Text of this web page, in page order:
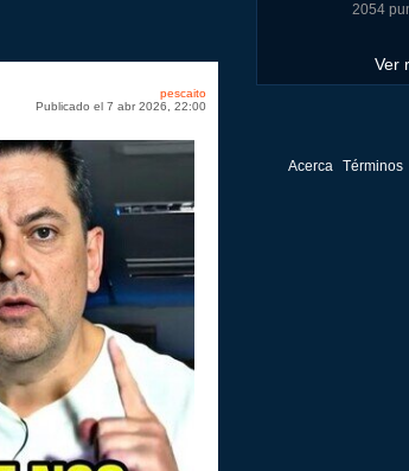
pescaito
Publicado el 7 abr 2026, 22:00
2054
Ver
3131
6242
236750
Acerca Términos